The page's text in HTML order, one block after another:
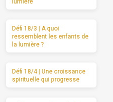
Défi 18/3 | A quoi
ressemblent les enfants de
la lumière ?
Défi 18/4 | Une croissance
spirituelle qui progresse